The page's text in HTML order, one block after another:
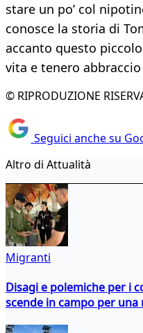
stare un po’ col
conosce la storia di
accanto questo
vita e tenero abbraccio
© RIPRODUZIONE
Seguici anche su
Altro di Attualità
Migranti
Disagi e polemiche per i
scende in campo per